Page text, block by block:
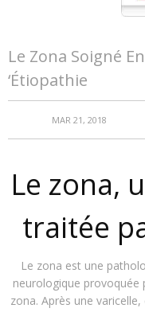
Le Zona Soigné
‘Étiopathie
MAR 21, 2018
Le zona,
traitée
Le zona est une
neurologique provoquée
zona. Après une